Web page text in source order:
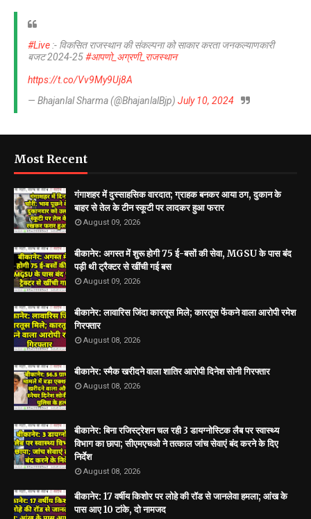
#Live :- विकसित राजस्थान की संकल्पना को साकार करता जनकल्याणकारी
बजट 2024-25#आपणो_अग्रणी_राजस्थान
https://t.co/Vv9My9Uj8A
— Bhajanlal Sharma (@BhajanlalBjp) July 10, 2024
Most Recent
गंगाशहर में दुस्साहसिक वारदात; ग्राहक बनकर आया ठग, दुकान के
बाहर से तेल के टीन स्कूटी पर लादकर हुआ फरार
August 09, 2026
बीकानेर: अगस्त में शुरू होगी 75 ई-बसों की सेवा, MGSU के पास बंद
पड़ी थी ट्रैक्टर से खींची गई बस
August 09, 2026
बीकानेर: लावारिस जिंदा कारतूस मिले; कारतूस फेंकने वाला आरोपी रमेश
गिरफ्तार
August 08, 2026
बीकानेर: स्मैक खरीदने वाला शातिर आरोपी दिनेश सोनी गिरफ्तार
August 08, 2026
बीकानेर: बिना रजिस्ट्रेशन चल रही 3 डायग्नोस्टिक लैब पर स्वास्थ्य
विभाग का छापा; सीएमएचओ ने तत्काल जांच सेवाएं बंद करने के दिए
निर्देश
August 08, 2026
बीकानेर: 17 वर्षीय किशोर पर लोहे की रॉड से जानलेवा हमला; आंख के
पास आए 10 टांके, दो नामजद